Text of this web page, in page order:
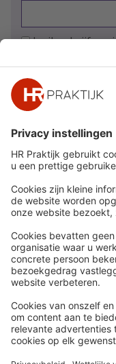
Ja, ik schrijf me
Snel naar
Nieuws
Whitepapers
Webinars
Word lid
Contact
Volg Ons